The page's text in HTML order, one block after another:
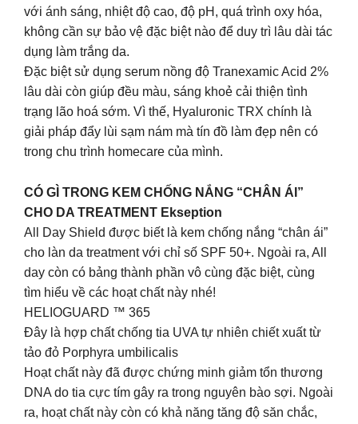
với ánh sáng, nhiệt độ cao, độ pH, quá trình oxy hóa,
không cần sự bảo vệ đặc biệt nào để duy trì lâu dài tác
dụng làm trắng da.
Đặc biệt sử dụng serum nồng độ Tranexamic Acid 2%
lâu dài còn giúp đều màu, sáng khoẻ cải thiện tình
trạng lão hoá sớm. Vì thế, Hyaluronic TRX chính là
giải pháp đẩy lùi sạm nám mà tín đồ làm đẹp nên có
trong chu trình homecare của mình.
CÓ GÌ TRONG KEM CHỐNG NẮNG “CHÂN ÁI”
CHO DA TREATMENT Ekseption
All Day Shield được biết là kem chống nắng “chân ái”
cho làn da treatment với chỉ số SPF 50+. Ngoài ra, All
day còn có bảng thành phần vô cùng đặc biệt, cùng
tìm hiểu về các hoạt chất này nhé!
HELIOGUARD ™ 365
Đây là hợp chất chống tia UVA tự nhiên chiết xuất từ
tảo đỏ Porphyra umbilicalis
Hoạt chất này đã được chứng minh giảm tổn thương
DNA do tia cực tím gây ra trong nguyên bào sợi. Ngoài
ra, hoạt chất này còn có khả năng tăng độ săn chắc,